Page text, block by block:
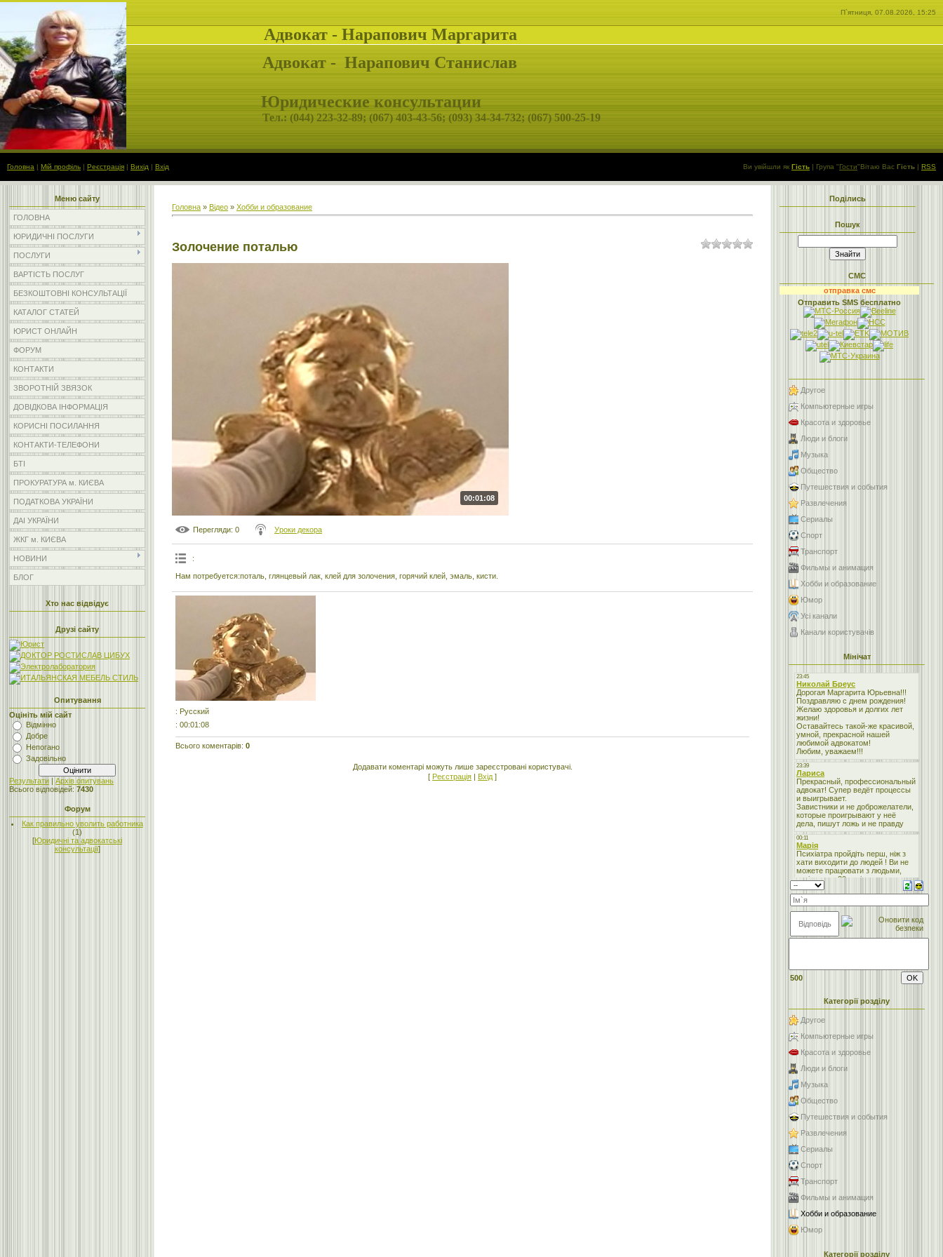
П`ятниця, 07.08.2026, 15:25
Адвокат - Нарапович Маргарита
Адвокат - Нарапович Станислав
Юридические консультации
Тел.: (044) 223-32-89;(067) 403-43-56; (093) 34-34-732; (067) 500-25-19
Головна | Мій профіль | Реєстрація | Вихід | Вхід Ви увійшли як Гість | Група "Гости"Вітаю Вас Гість | RSS
Меню сайту
ГОЛОВНА
ЮРИДИЧНІ ПОСЛУГИ
ПОСЛУГИ
ВАРТІСТЬ ПОСЛУГ
БЕЗКОШТОВНІ КОНСУЛЬТАЦІЇ
КАТАЛОГ СТАТЕЙ
ЮРИСТ ОНЛАЙН
ФОРУМ
КОНТАКТИ
ЗВОРОТНІЙ ЗВЯЗОК
ДОВІДКОВА ІНФОРМАЦІЯ
КОРИСНІ ПОСИЛАННЯ
КОНТАКТИ-ТЕЛЕФОНИ
БТІ
ПРОКУРАТУРА м. КИЄВА
ПОДАТКОВА УКРАЇНИ
ДАІ УКРАЇНИ
ЖКГ м. КИЄВА
НОВИНИ
БЛОГ
Хто нас відвідує
Друзі сайту
Опитування
Оцініть мій сайт
Відмінно
Добре
Непогано
Задовільно
Результати | Архів опитувань
Всього відповідей: 7430
Форум
Как правильно уволить работника
(1)
[Юридичні та адвокатські
консультації]
Головна » Відео » Хобби и образование
Золочение поталью
00:01:08
Перегляди: 0 Уроки декора
:
Нам потребуется:поталь, глянцевый лак, клей для золочения, горячий клей, эмаль, кисти.
: Русский
: 00:01:08
Всього коментарів: 0
Додавати коментарі можуть лише зареєстровані користувачі.
[ Реєстрація | Вхід ]
Поділись
Пошук
СМС
отправка смс
Отправить SMS бесплатно
Другое
Компьютерные игры
Красота и здоровье
Люди и блоги
Музыка
Общество
Путешествия и события
Развлечения
Сериалы
Спорт
Транспорт
Фильмы и анимация
Хобби и образование
Юмор
Усі канали
Канали користувачів
Мінічат
500
Категорії розділу
Другое
Компьютерные игры
Красота и здоровье
Люди и блоги
Музыка
Общество
Путешествия и события
Развлечения
Сериалы
Спорт
Транспорт
Фильмы и анимация
Хобби и образование
Юмор
Категорії розділу